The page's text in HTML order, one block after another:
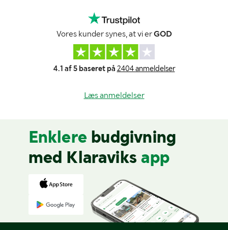
Vores kunder synes, at vi erGOD
4.1 af 5 baseret på 2404 anmeldelser
Læs anmeldelser
Enklere budgivning
med Klaraviks app